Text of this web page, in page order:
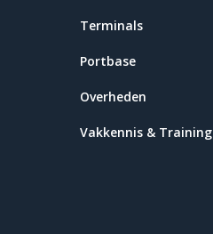
Terminals
Portbase
Overheden
Vakkennis & Training